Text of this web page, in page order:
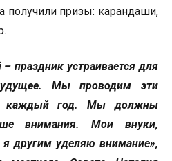
получили призы: карандаши,
праздник устраивается для
Мы проводим эти
каждый год. Мы должны
внимания. Мои внуки,
другим уделяю внимание»,